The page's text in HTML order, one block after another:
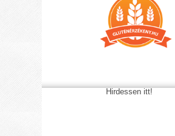
Hirdessen itt!